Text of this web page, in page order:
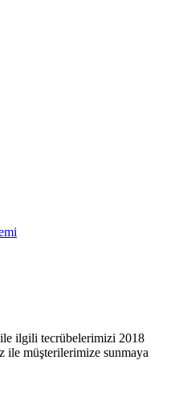
ilgili tecrübelerimizi 2018
ile müşterilerimize sunmaya